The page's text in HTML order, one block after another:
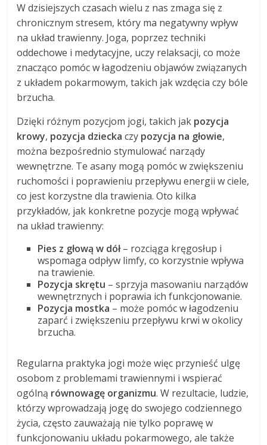
W dzisiejszych czasach wielu z nas zmaga się z
chronicznym stresem, który ma negatywny wpływ
na układ trawienny. Joga, poprzez techniki
oddechowe i medytacyjne, uczy relaksacji, co może
znacząco pomóc w łagodzeniu objawów związanych
z układem pokarmowym, takich jak wzdęcia czy bóle
brzucha.
Dzięki różnym pozycjom jogi, takich jak pozycja
krowy, pozycja dziecka czy pozycja na głowie,
można bezpośrednio stymulować narządy
wewnętrzne. Te asany mogą pomóc w zwiększeniu
ruchomości i poprawieniu przepływu energii w ciele,
co jest korzystne dla trawienia. Oto kilka
przykładów, jak konkretne pozycje mogą wpływać
na układ trawienny:
Pies z głową w dół– rozciąga kręgosłup i
wspomaga odpływ limfy, co korzystnie wpływa
na trawienie.
Pozycja skrętu – sprzyja masowaniu narządów
wewnętrznych i poprawia ich funkcjonowanie.
Pozycja mostka – może pomóc w łagodzeniu
zaparć i zwiększeniu przepływu krwi w okolicy
brzucha.
Regularna praktyka jogi może więc przynieść ulgę
osobom z problemami trawiennymi i wspierać
ogólną równowagę organizmu. W rezultacie, ludzie,
którzy wprowadzają jogę do swojego codziennego
życia, często zauważają nie tylko poprawę w
funkcjonowaniu układu pokarmowego, ale także